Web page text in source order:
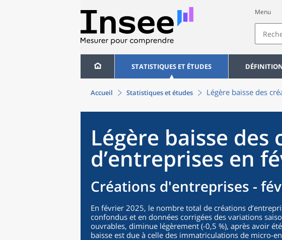
Menu
STATISTIQUES ET ÉTUDES
Accueil Statistiques et études Légère baisse des
Légère baisse des
d’entreprises en
Créations d'entreprises -
En février 2025, le nombre total de créations
confondus et en données corrigées des variations
ouvrables, diminue légèrement (-0,5 %), après avoir
baisse est due à celle des immatriculations de micro-